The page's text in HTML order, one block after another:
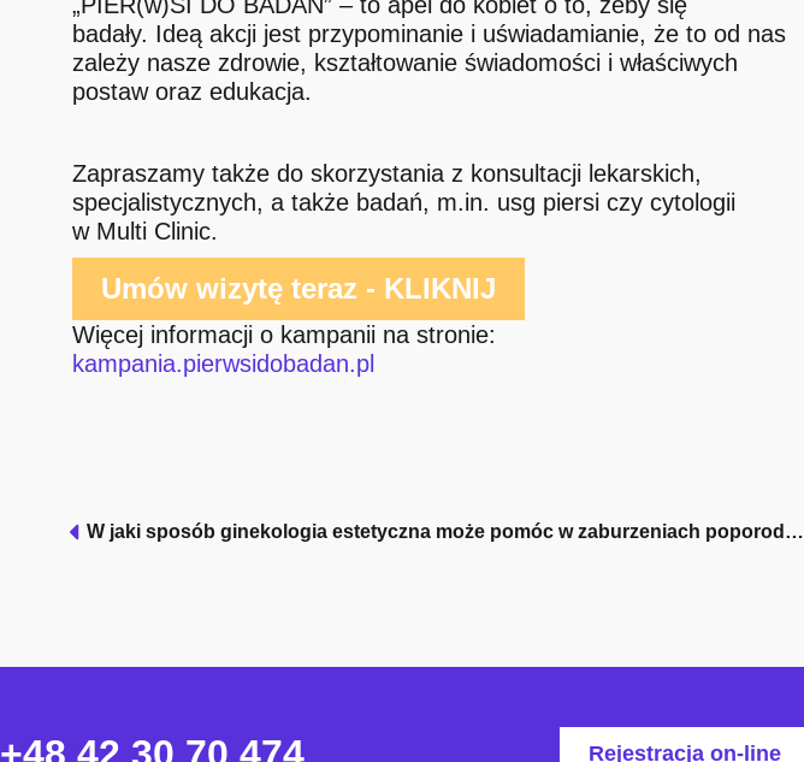
badały. Ideą akcji jest przypominanie i uświadamianie, że to od nas
zależy nasze zdrowie, kształtowanie świadomości i właściwych
postaw oraz edukacja.
Zapraszamy także do skorzystania z konsultacji lekarskich,
specjalistycznych, a także badań, m.in. usg piersi czy cytologii
w Multi Clinic.
Umów wizytę teraz - KLIKNIJ
Więcej informacji o kampanii na stronie:
kampania.pierwsidobadan.pl
W jaki sposób ginekologia estetyczna może pomóc w zaburzeniach poporodowych?
Rejestracja on-line